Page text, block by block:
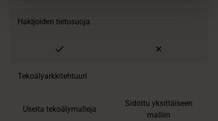
Hakijoiden tietosuoja
Tekoälyarkkitehtuuri
Useita tekoälymalleja
Sidottu yksittäiseen
malliin